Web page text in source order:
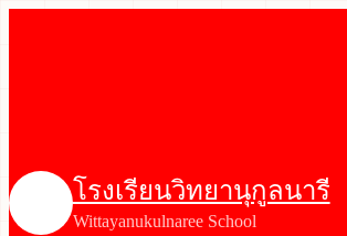
โรงเรียนวิทยานุกูลนารี
Wittayanukulnaree School